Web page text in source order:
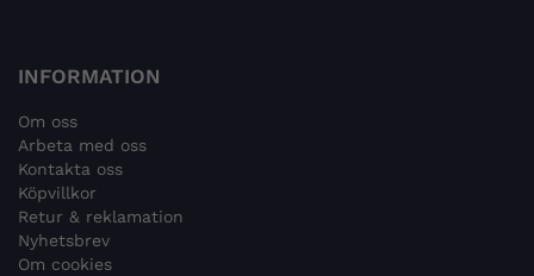
INFORMATION
Om oss
Arbeta med oss
Kontakta oss
Köpvillkor
Retur & reklamation
Nyhetsbrev
Om cookies